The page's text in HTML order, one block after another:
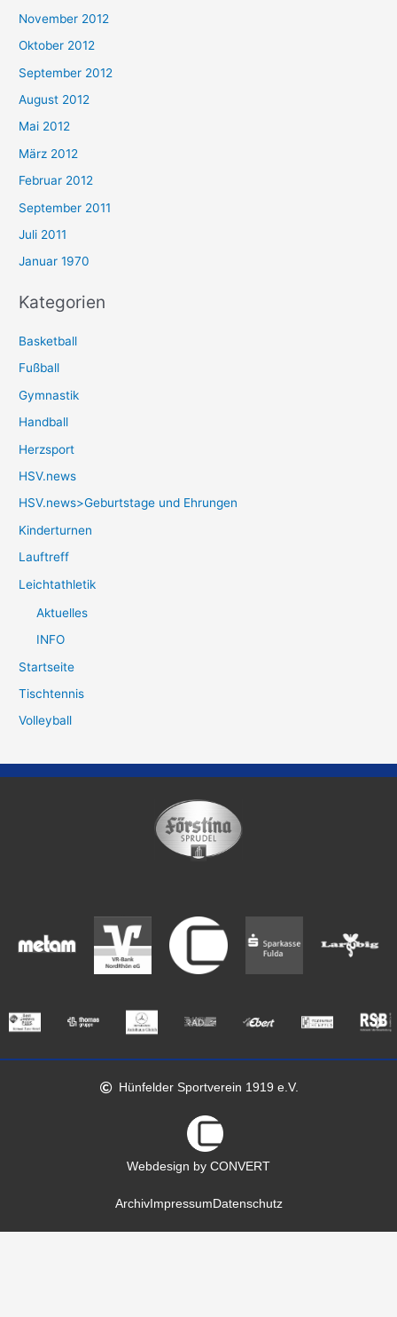
November 2012
Oktober 2012
September 2012
August 2012
Mai 2012
März 2012
Februar 2012
September 2011
Juli 2011
Januar 1970
Kategorien
Basketball
Fußball
Gymnastik
Handball
Herzsport
HSV.news
HSV.news>Geburtstage und Ehrungen
Kinderturnen
Lauftreff
Leichtathletik
Aktuelles
INFO
Startseite
Tischtennis
Volleyball
Hünfelder Sportverein 1919 e.V.
Webdesign by CONVERT
ArchivImpressumDatenschutz